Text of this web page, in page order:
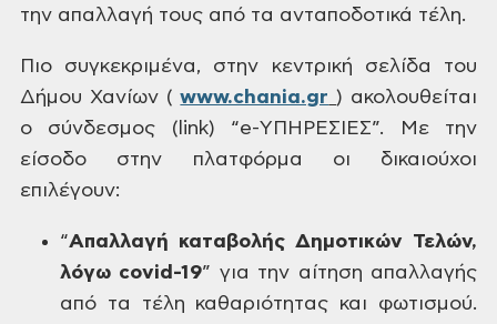
την απαλλαγή τους από τα ανταποδοτικά τέλη.
Πιο συγκεκριμένα, στην κεντρική σελίδα του
Δήμου Χανίων (www.chania.gr ) ακολουθείται
ο σύνδεσμος (link) “e-ΥΠΗΡΕΣΙΕΣ”. Με την
είσοδο στην πλατφόρμα οι δικαιούχοι
επιλέγουν:
“Απαλλαγή καταβολής Δημοτικών Τελών,
λόγω covid-19” για την αίτηση απαλλαγής
από τα τέλη καθαριότητας και φωτισμού.